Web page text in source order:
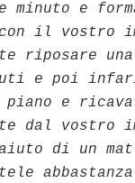
minuto e
il vostro
riposare
e poi
piano e
dal vostro
di un